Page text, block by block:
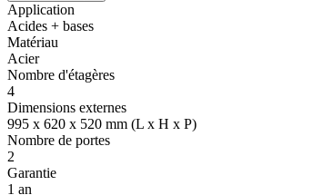
Application
Acides + bases
Matériau
Acier
Nombre d'étagères
4
Dimensions externes
995 x 620 x 520 mm (L x H x P)
Nombre de portes
2
Garantie
1 an